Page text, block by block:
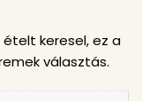
ételt keresel, ez a
választás.